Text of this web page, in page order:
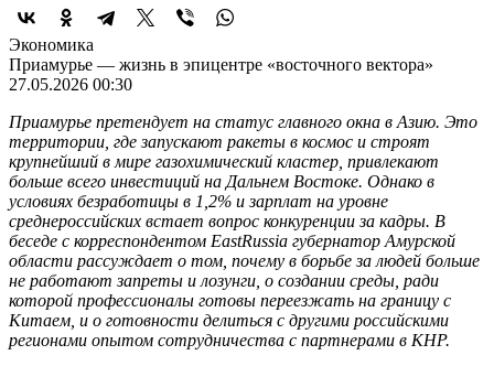
Экономика
Приамурье — жизнь в эпицентре «восточного вектора»
27.05.2026 00:30
Приамурье претендует на статус главного окна в Азию. Это
территории, где запускают ракеты в космос и строят
крупнейший в мире газохимический кластер, привлекают
больше всего инвестиций на Дальнем Востоке. Однако в
условиях безработицы в 1,2% и зарплат на уровне
среднероссийских встает вопрос конкуренции за кадры. В
беседе с корреспондентом EastRussia губернатор Амурской
области рассуждает о том, почему в борьбе за людей больше
не работают запреты и лозунги, о создании среды, ради
которой профессионалы готовы переезжать на границу с
Китаем, и о готовности делиться с другими российскими
регионами опытом сотрудничества с партнерами в КНР.